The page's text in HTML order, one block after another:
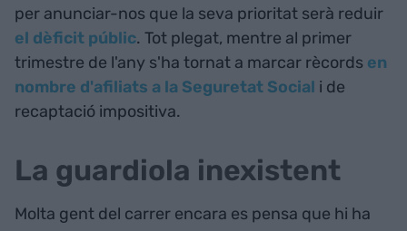
per anunciar-nos que la seva prioritat serà reduir
el dèficit públic. Tot plegat, mentre al primer
trimestre de l'any s'ha tornat a marcar rècords en
nombre d'afiliats a la Seguretat Social i de
recaptació impositiva.
La guardiola inexistent
Molta gent del carrer encara es pensa que hi ha